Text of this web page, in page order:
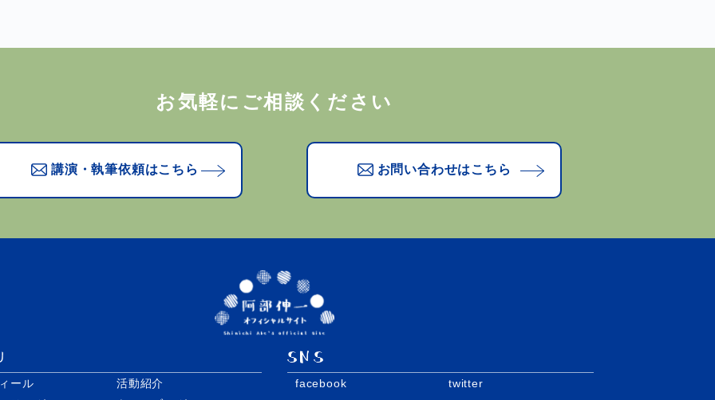
お気軽にご相談ください
講演・執筆依頼はこちら お問い合わせはこちら
ール
活動紹介
facebook
twitter